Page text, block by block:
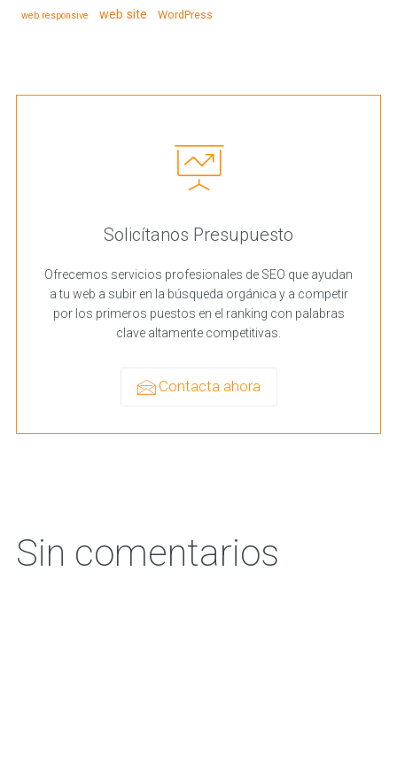
web responsive web site WordPress
Solicítanos Presupuesto
Ofrecemos servicios profesionales de SEO que ayudan
a tu web a subir en la búsqueda orgánica y a competir
por los primeros puestos en el ranking con palabras
clave altamente competitivas.
Contacta ahora
Sin comentarios